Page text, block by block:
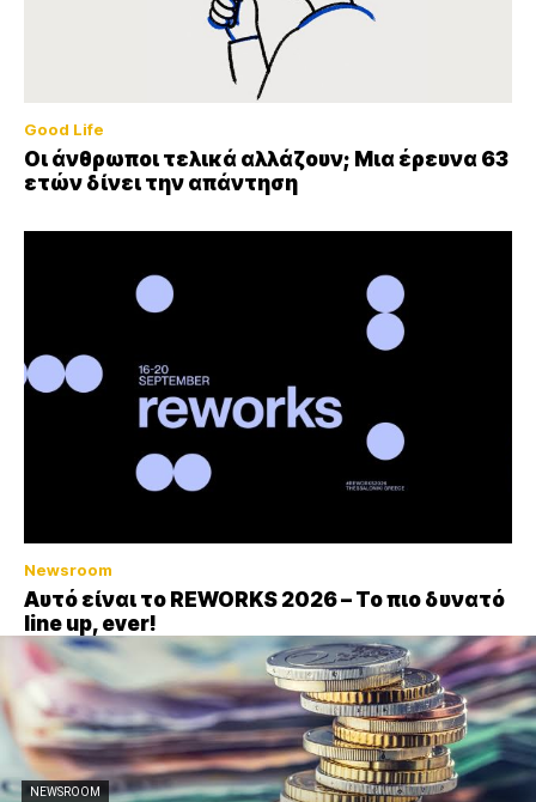
Good Life
Οι άνθρωποι τελικά αλλάζουν; Μια έρευνα 63
ετών δίνει την απάντηση
Newsroom
Αυτό είναι το REWORKS 2026 – Το πιο δυνατό
line up, ever!
NEWSROOM